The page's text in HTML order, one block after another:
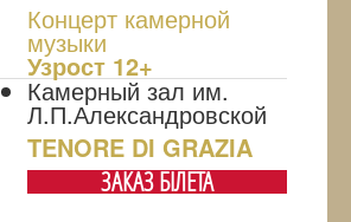
Концерт камерной
музыки
Узрoст 12+
Камерный зал им.
Л.П.Александровской
TENORE DI GRAZIA
ЗАКАЗ БIЛЕТА